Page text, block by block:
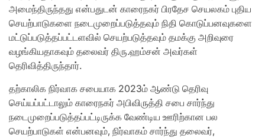
அமைந்திருந்தது என்பதுடன் காரைநகர் பிரதேச செயலகம் புதிய
செயற்பாடுகளை நடைமுறைப்படுத்தவும் நிதி கொடுப்பனவுகளை
மட்டுப்படுத்தப்பட்டளவில் செயற்படுத்தவும் தமக்கு அறிவுரை
வழங்கியதாகவும் தலைவர் திரு.ஹம்சன் அவர்கள்
தெரிவித்திருந்தார்.
தற்காலிக நிர்வாக சபையாக 2023ம் ஆண்டு தெரிவு
செய்யப்பட்டாலும் காரைநகர் அபிவிருத்தி சபை சார்ந்து
நடைமுறைப்படுத்தப்பட்டிருக்க வேண்டிய ஊரிற்கான பல
செயற்பாடுகள் என்பனவும், நிர்வாகம் சார்ந்து தலைவர்,